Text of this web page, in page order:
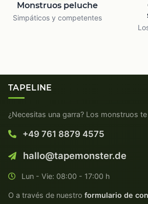
Monstruos peluche
Simpáticos y competentes
TAPELINE
¿Necesitas una garra? Los monstruos
+49 761 8879 4575
hallo@tapemonster.de
Lun - Vie: 08:00 - 17:00 h
O a través de nuestro formulario de